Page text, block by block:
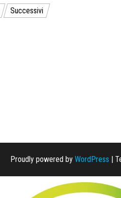
Successivi
Proudly powered by WordPress |